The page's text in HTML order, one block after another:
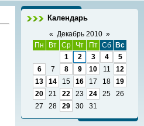
Календарь
« Декабрь 2010 »
Пн
Вт Ср Чт Пт Сб
Вс
1
2 3 4
5
6
7 8 9 10 11
12
13
14 15 16 17 18
19
20
21 22 23 24 25
26
27
28 29 30 31